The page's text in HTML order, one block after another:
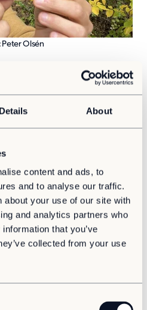
Details About
content and ads, to
and to analyse our traffic.
about your use of our site with
and analytics partners who
that you’ve
collected from your use
Peter Olsén
nyligen ny forskning
plast. Vad är det ni har
med mer robusta
nedbrytbart, men
på samma sätt
används idag.”
Hur lyckades ni utveckla
problemen. I stället för att
arbetat utifrån behövde
tar vi fram det, hur blir det